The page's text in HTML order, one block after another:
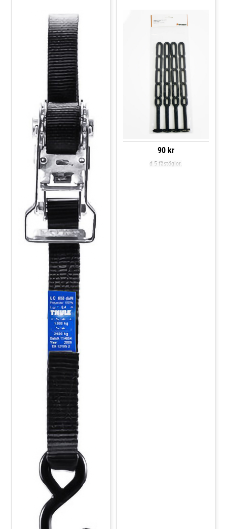
90 kr
d 5 fästöglor.